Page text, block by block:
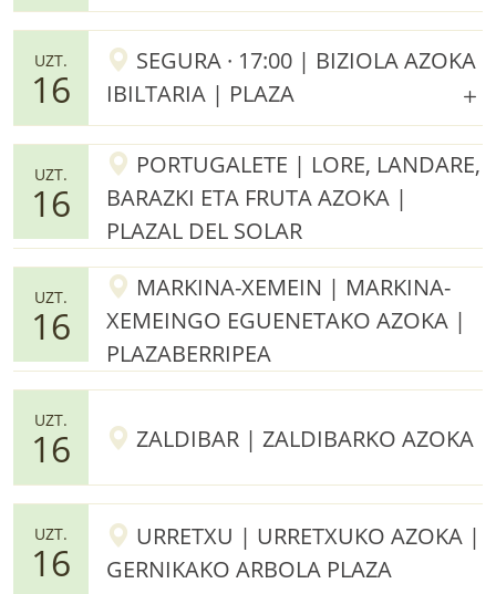
UZT.
16
SEGURA · 17:00 | BIZIOLA AZOKA
IBILTARIA | PLAZA
UZT.
16
PORTUGALETE | LORE, LANDARE,
BARAZKI ETA FRUTA AZOKA |
PLAZAL DEL SOLAR
UZT.
16
MARKINA-XEMEIN | MARKINA-
XEMEINGO EGUENETAKO AZOKA |
PLAZABERRIPEA
UZT.
16 ZALDIBAR | ZALDIBARKO AZOKA
UZT.
16
URRETXU | URRETXUKO AZOKA |
GERNIKAKO ARBOLA PLAZA